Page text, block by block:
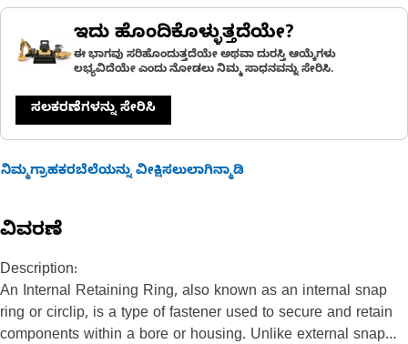
ಇದು ಹೊಂದಿಕೊಳ್ಳುತ್ತದೆಯೇ?
ಈ ಭಾಗವು ಸರಿಹೊಂದುತ್ತದೆಯೇ ಅಥವಾ ದುರಸ್ತಿ ಆಯ್ಕೆಗಳು
ಲಭ್ಯವಿದೆಯೇ ಎಂದು ನೋಡಲು ನಿಮ್ಮ ಸಾಧನವನ್ನು ಸೇರಿಸಿ.
ಸಲಕರಣೆಗಳನ್ನು ಸೇರಿಸಿ
ನಿಮ್ಮಗ್ರಾಹಕರಬೆಲೆಯನ್ನು ವೀಕ್ಷಿಸಲುಲಾಗಿನ್ಮಾಡಿ
ವಿವರಣೆ
Description:
An Internal Retaining Ring, also known as an internal snap
ring or circlip, is a type of fastener used to secure and retain
components within a bore or housing. Unlike external snap